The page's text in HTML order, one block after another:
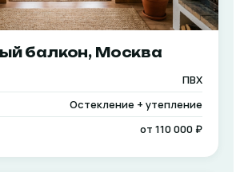
балкон, Москва
ПВХ
Остекление + утепление
от 110 000 ₽